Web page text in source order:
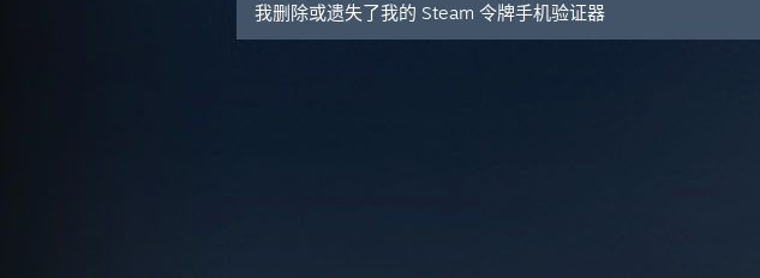
我删除或遗失了我的 Steam 令牌手机验证器